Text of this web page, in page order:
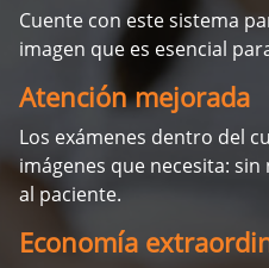
Cuente con este sistema
imagen que es esencial
Atención mejorada
Los exámenes dentro del
imágenes que necesita:
al paciente.
Economía